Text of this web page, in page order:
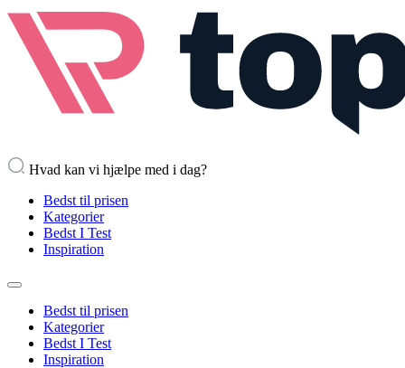
Hvad kan vi hjælpe med i dag?
Bedst til prisen
Kategorier
Bedst I Test
Inspiration
Bedst til prisen
Kategorier
Bedst I Test
Inspiration